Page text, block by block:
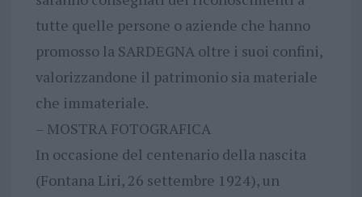
tutte quelle persone o aziende che hanno
promosso la SARDEGNA oltre i suoi confini,
valorizzandone il patrimonio sia materiale
che immateriale.
– MOSTRA FOTOGRAFICA
In occasione del centenario della nascita
(Fontana Liri, 26 settembre 1924), un